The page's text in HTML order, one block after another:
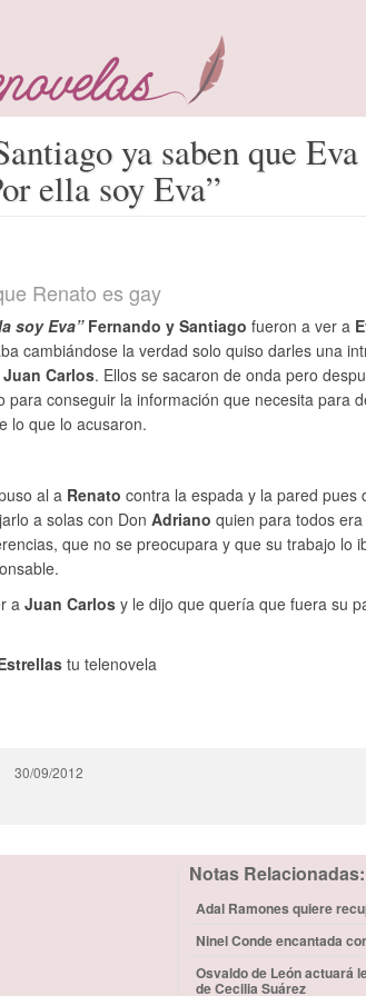
ya saben que Eva
ella soy Eva”
Renato es gay
soy Eva”Fernando y Santiago fueron a ver a
cambiándose la verdad solo quiso darles una
Juan Carlos. Ellos se sacaron de onda pero
para conseguir la información que necesita para
lo que lo acusaron.
al a Renato contra la espada y la pared pues
a solas con DonAdriano quien para todos
que no se preocupara y que su trabajo lo
aJuan Carlos y le dijo que quería que fuera su
tu telenovela
30/09/2012
Notas Relacionadas:
Adal Ramones quiere
Ninel Conde encantada
Osvaldo de León actuará
de Cecilia Suárez